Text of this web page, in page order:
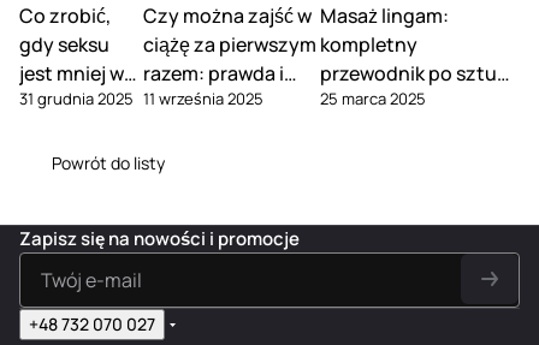
Co zrobić,
gdy seksu
jest mniej w
związku
31 grudnia 2025
Czy można zajść w
ciążę za pierwszym
razem: prawda i
mity
11 września 2025
Masaż lingam:
kompletny
przewodnik po sztuce
dawania rozkoszy
25 marca 2025
Powrót do listy
Zapisz się na nowości i promocje
+48 732 070 027